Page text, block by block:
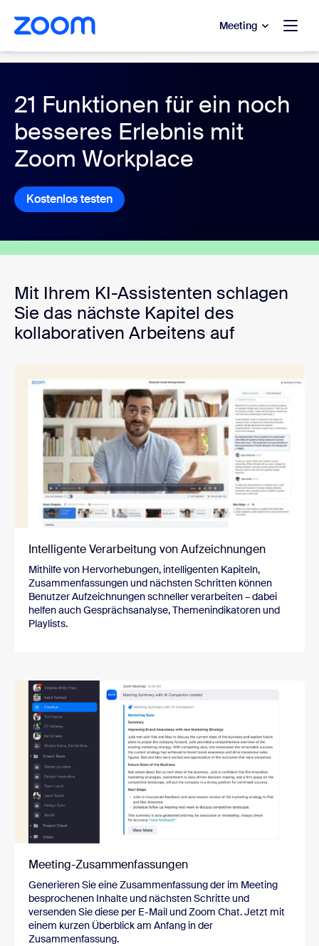
wechseln
Chat wechseln Meeting
21 Funktionen für ein noch
besseres Erlebnis mit
Zoom Workplace
Kostenlos testen Kostenlos testen
Mit Ihrem KI-Assistenten schlagen
Sie das nächste Kapitel des
kollaborativen Arbeitens auf
Intelligente Verarbeitung von Aufzeichnungen
Mithilfe von Hervorhebungen, intelligenten Kapiteln,
Zusammenfassungen und nächsten Schritten können
Benutzer Aufzeichnungen schneller verarbeiten – dabei
helfen auch Gesprächsanalyse, Themenindikatoren und
Playlists.
Meeting-Zusammenfassungen
Generieren Sie eine Zusammenfassung der im Meeting
besprochenen Inhalte und nächsten Schritte und
versenden Sie diese per E-Mail und Zoom Chat. Jetzt mit
einem kurzen Überblick am Anfang in der
Zusammenfassung.